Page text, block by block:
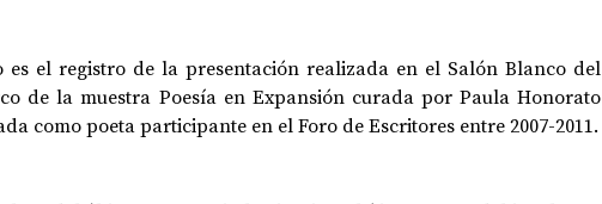
ANTROPOLOGÍA 50 AÑOS DEL GOLPE
es el registro de la presentación realizada en el Salón Blanco del
de la muestra Poesía en Expansión curada por Paula Honorato
como poeta participante en el Foro de Escritores entre 2007-2011.